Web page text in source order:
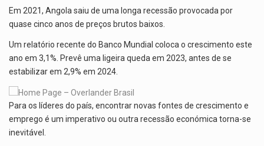
Em 2021, Angola saiu de uma longa recessão provocada por
quase cinco anos de preços brutos baixos.
Um relatório recente do Banco Mundial coloca o crescimento este
ano em 3,1%. Prevê uma ligeira queda em 2023, antes de se
estabilizar em 2,9% em 2024.
Para os líderes do país, encontrar novas fontes de crescimento e
emprego é um imperativo ou outra recessão económica torna-se
inevitável.